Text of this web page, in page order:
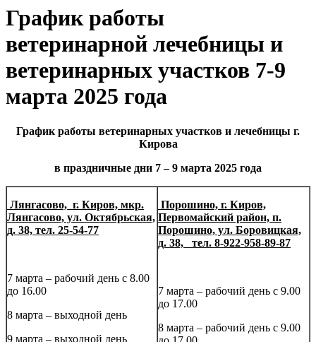
График работы
ветеринарной лечебницы и
ветеринарных участков 7-9
марта 2025 года
График работы ветеринарных участков и лечебницы г.
Кирова
в праздничные дни 7 – 9 марта 2025 года
Лянгасово, г. Киров, мкр.
Лянгасово, ул. Октябрьская,
д. 38, тел. 25-54-77
7 марта – рабочий день с 8.00
до 16.00
8 марта – выходной день
9 марта – выходной день
Порошино, г. Киров,
Первомайский район, п.
Порошино, ул. Боровицкая,
д. 38, тел. 8-922-958-89-87
7 марта – рабочий день с 9.00
до 17.00
8 марта – рабочий день с 9.00